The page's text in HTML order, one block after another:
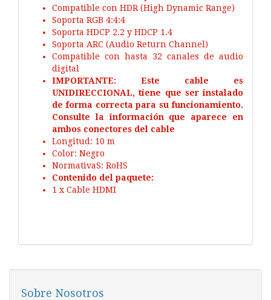
Compatible con HDR (High Dynamic Range)
Soporta RGB 4:4:4
Soporta HDCP 2.2 y HDCP 1.4
Soporta ARC (Audio Return Channel)
Compatible con hasta 32 canales de audio
digital
IMPORTANTE: Este cable es
UNIDIRECCIONAL, tiene que ser instalado
de forma correcta para su funcionamiento.
Consulte la información que aparece en
ambos conectores del cable
Longitud: 10 m
Color: Negro
NormativaS: RoHS
Contenido del paquete:
1 x Cable HDMI
Sobre Nosotros